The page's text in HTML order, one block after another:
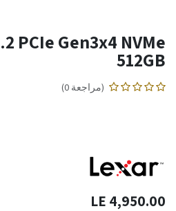
PCIe Gen3x4 NVMe
512GB
(مراجعة 0)
4,950.00